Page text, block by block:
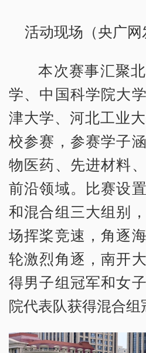
活动现场（央广网
本次赛事汇聚
学、中国科学院大
津大学、河北工业
校参赛，参赛学子
物医药、先进材料
前沿领域。比赛设
和混合组三大组别
场挥桨竞速，角逐
轮激烈角逐，南开
得男子组冠军和女
院代表队获得混合组